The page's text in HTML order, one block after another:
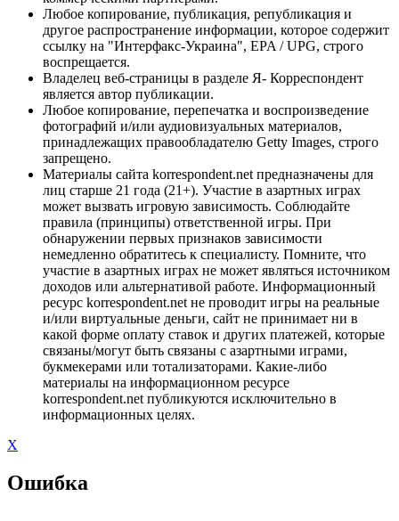
Любое копирование, публикация, републикация и
другое распространение информации, которое содержит
ссылку на "Интерфакс-Украина", EPA / UPG, строго
воспрещается.
Владелец веб-страницы в разделе Я- Корреспондент
является автор публикации.
Любое копирование, перепечатка и воспроизведение
фотографий и/или аудиовизуальных материалов,
принадлежащих правообладателю Getty Images, строго
запрещено.
Материалы сайта korrespondent.net предназначены для
лиц старше 21 года (21+). Участие в азартных играх
может вызвать игровую зависимость. Соблюдайте
правила (принципы) ответственной игры. При
обнаружении первых признаков зависимости
немедленно обратитесь к специалисту. Помните, что
участие в азартных играх не может являться источником
доходов или альтернативой работе. Информационный
ресурс korrespondent.net не проводит игры на реальные
и/или виртуальные деньги, сайт не принимает ни в
какой форме оплату ставок и других платежей, которые
связаны/могут быть связаны с азартными играми,
букмекерами или тотализаторами. Какие-либо
материалы на информационном ресурсе
korrespondent.net публикуются исключительно в
информационных целях.
X
Ошибка